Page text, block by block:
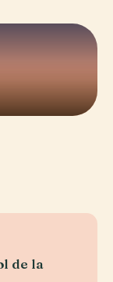
de la